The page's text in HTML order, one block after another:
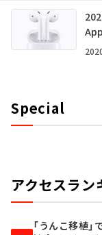
Special
アクセスラン
「うんこ移植